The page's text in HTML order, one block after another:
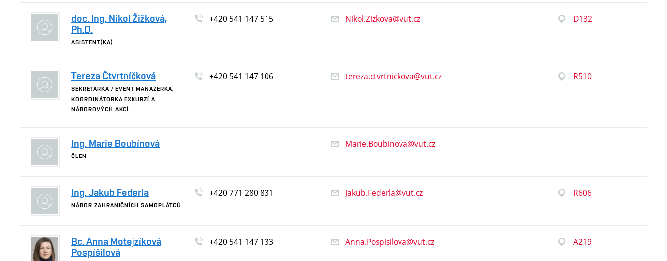
doc. Ing. Nikol Žižková,
Ph.D.
ASISTENT(KA)
+420541 147515 Nikol.Zizkova@vut.cz D132
Tereza Čtvrtníčková
SEKRETÁŘKA / EVENT MANAŽERKA,
KOORDINÁTORKA EXKURZÍ A
NÁBOROVÝCH AKCÍ
+420541 147106 tereza.ctvrtnickova@vut.cz R510
Ing. Marie Boubínová
ČLEN
Marie.Boubinova@vut.cz
Ing. Jakub Federla
NÁBOR ZAHRANIČNÍCH SAMOPLÁTCŮ
+420771 280831 Jakub.Federla@vut.cz R606
Bc. Anna Motejzíková
Pospíšilová
+420541 147133 Anna.Pospisilova@vut.cz A219